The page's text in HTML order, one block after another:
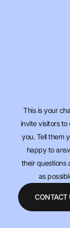
This is your
invite visitors to
you. Tell them
happy to
their questions
as
CONTACT